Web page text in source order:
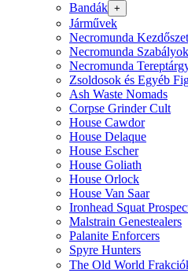
Bandák +
Járművek
Necromunda
Necromunda
Necromunda
Zsoldosok és Egyéb
Ash Waste Nomads
Corpse Grinder Cult
House Cawdor
House Delaque
House Escher
House Goliath
House Orlock
House Van Saar
Ironhead Squat
Malstrain Genestealers
Palanite Enforcers
Spyre Hunters
The Old World